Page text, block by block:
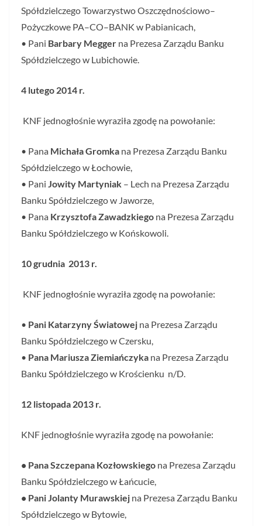
Spółdzielczego Towarzystwo Oszczędnościowo–
Pożyczkowe PA–CO–BANK w Pabianicach,
• Pani Barbary Megger na Prezesa Zarządu Banku
Spółdzielczego w Lubichowie.
4 lutego 2014 r.
KNF jednogłośnie wyraziła zgodę na powołanie:
• Pana Michała Gromka na Prezesa Zarządu Banku
Spółdzielczego w Łochowie,
• Pani Jowity Martyniak – Lech na Prezesa Zarządu
Banku Spółdzielczego w Jaworze,
• Pana Krzysztofa Zawadzkiego na Prezesa Zarządu
Banku Spółdzielczego w Końskowoli.
10 grudnia 2013 r.
KNF jednogłośnie wyraziła zgodę na powołanie:
• Pani Katarzyny Światowej na Prezesa Zarządu
Banku Spółdzielczego w Czersku,
• Pana Mariusza Ziemiańczyka na Prezesa Zarządu
Banku Spółdzielczego w Krościenku n/D.
12 listopada 2013 r.
KNF jednogłośnie wyraziła zgodę na powołanie:
• Pana Szczepana Kozłowskiego na Prezesa Zarządu
Banku Spółdzielczego w Łańcucie,
• Pani Jolanty Murawskiej na Prezesa Zarządu Banku
Spółdzielczego w Bytowie,